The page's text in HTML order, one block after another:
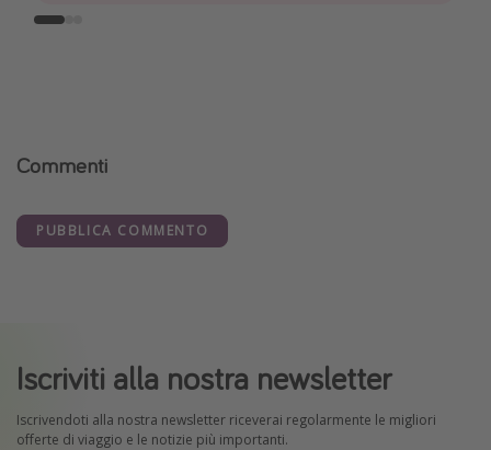
Commenti
PUBBLICA COMMENTO
Iscriviti alla nostra newsletter
Iscrivendoti alla nostra newsletter riceverai regolarmente le migliori
offerte di viaggio e le notizie più importanti.